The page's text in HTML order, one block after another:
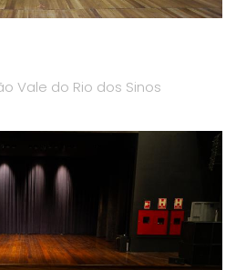
Vale do Rio dos Sinos